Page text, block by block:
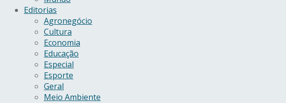
Editorias
Agronegócio
Cultura
Economia
Educação
Especial
Esporte
Geral
Meio Ambiente